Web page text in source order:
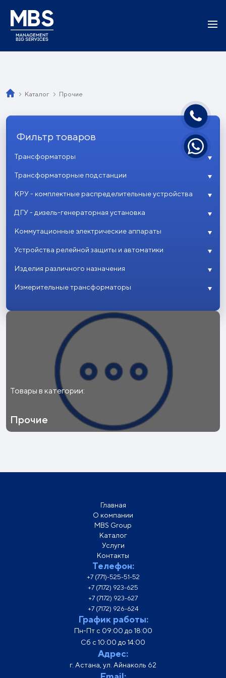
Каталог Прочие
Фильтр товаров
Трансформаторы
Трансформаторные подстанции
КРУ - комплектные распределительные устройства
ДГУ - дизель-генераторная установка
Коммутационные электрические аппараты
Устройства релейной защиты и автоматики
Изделия различного назначения
Измерительные трансформаторы
Товары в категории:
Прочие
Главная
О компании
MBS Group
Каталог
Услуги
Контакты
Телефон:
+7 (771)-525-51-52
+7 (7172) 923-625
+7 (7172) 923-627
+7 (7172) 926-624
График работы:
Пн-Пт с 09:00 до 18:00
Сб с 10:00 до 14:00
Адрес:
г. Астана, ул. Айнаколь 62